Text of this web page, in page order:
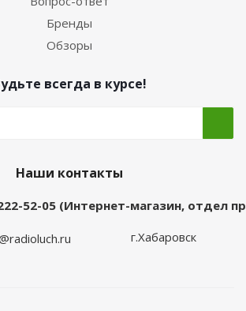
Бренды
Обзоры
всегда в курсе!
Наши контакты
52-05 (Интернет-магазин, отдел
г.Хабаровск